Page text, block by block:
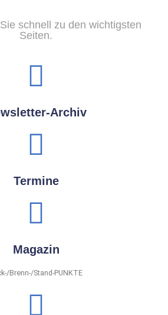
schnell zu den wichtigsten
Seiten.
Archiv
Termine
Magazin
Brenn-/Stand-PUNKTE